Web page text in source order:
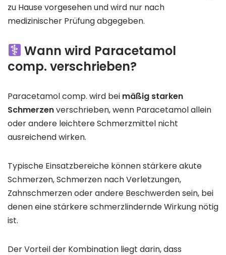
zu Hause vorgesehen und wird nur nach
medizinischer Prüfung abgegeben.
Wann wird Paracetamol
comp. verschrieben?
Paracetamol comp. wird bei mäßig starken
Schmerzenverschrieben, wenn Paracetamol allein
oder andere leichtere Schmerzmittel nicht
ausreichend wirken.
Typische Einsatzbereiche können stärkere akute
Schmerzen, Schmerzen nach Verletzungen,
Zahnschmerzen oder andere Beschwerden sein, bei
denen eine stärkere schmerzlindernde Wirkung nötig
ist.
Der Vorteil der Kombination liegt darin, dass